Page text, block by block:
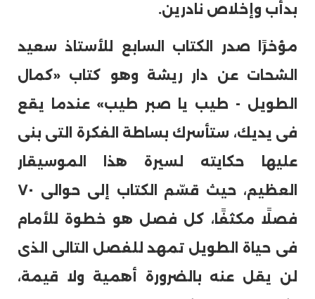
بدأب وإخلاص نادرين.
مؤخرًا صدر الكتاب السابع للأستاذ سعيد
الشحات عن دار ريشة وهو كتاب «كمال
الطويل - طيب يا صبر طيب» عندما يقع
فى يديك، ستأسرك بساطة الفكرة التى بنى
عليها حكايته لسيرة هذا الموسيقار
العظيم، حيث قسّم الكتاب إلى حوالى ٧٠
فصلًا مكثفًا، كل فصل هو خطوة للأمام
فى حياة الطويل تمهد للفصل التالى الذى
لن يقل عنه بالضرورة أهمية ولا قيمة،